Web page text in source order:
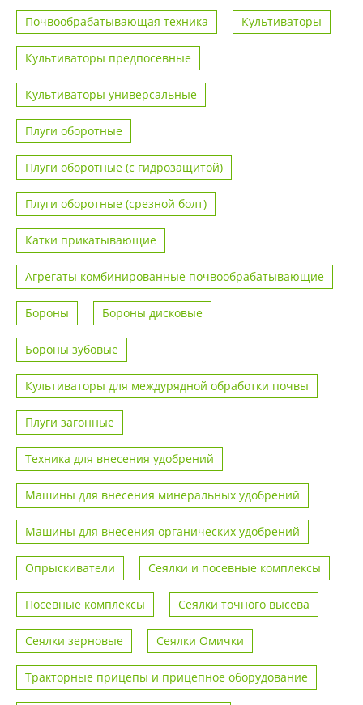
Почвообрабатывающая техника Культиваторы
Культиваторы предпосевные
Культиваторы универсальные
Плуги оборотные
Плуги оборотные (с гидрозащитой)
Плуги оборотные (срезной болт)
Катки прикатывающие
Агрегаты комбинированные почвообрабатывающие
Бороны Бороны дисковые
Бороны зубовые
Культиваторы для междурядной обработки почвы
Плуги загонные
Техника для внесения удобрений
Машины для внесения минеральных удобрений
Машины для внесения органических удобрений
Опрыскиватели Сеялки и посевные комплексы
Посевные комплексы Сеялки точного высева
Сеялки зерновые Сеялки Омички
Тракторные прицепы и прицепное оборудование